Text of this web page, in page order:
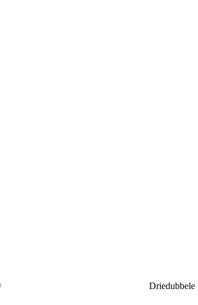
Driedubbele